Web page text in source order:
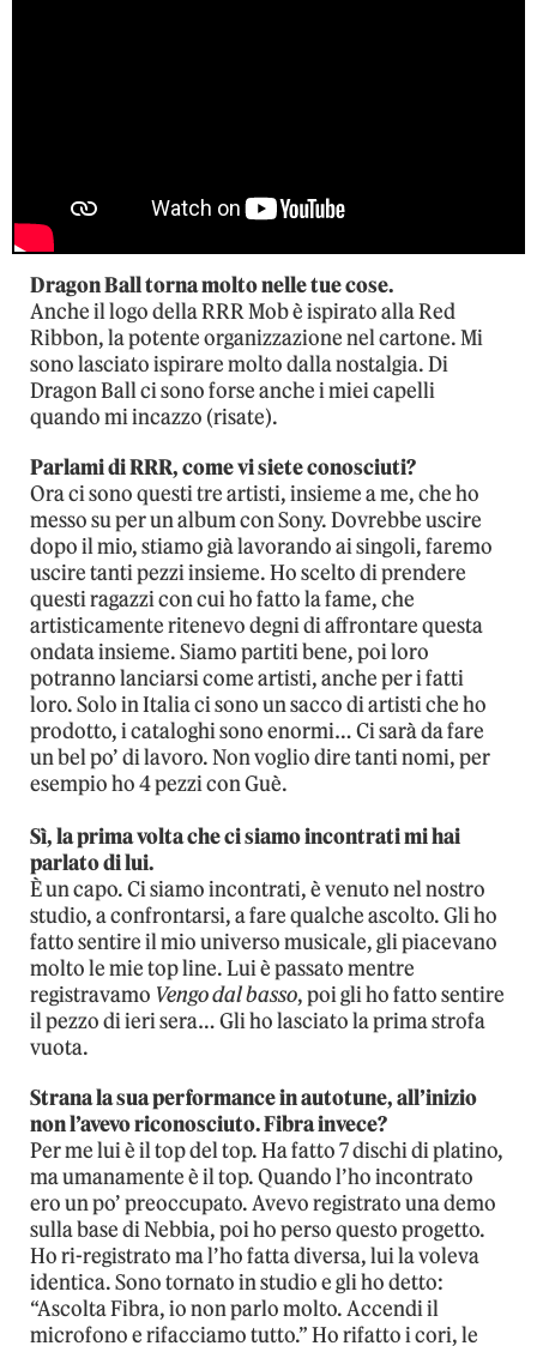
Dragon Ball torna molto nelle tue cose.
Anche il logo della RRR Mob è ispirato alla Red
Ribbon, la potente organizzazione nel cartone. Mi
sono lasciato ispirare molto dalla nostalgia. Di
Dragon Ball ci sono forse anche i miei capelli
quando mi incazzo (risate).
Parlami di RRR, come vi siete conosciuti?
Ora ci sono questi tre artisti, insieme a me, che ho
messo su per un album con Sony. Dovrebbe uscire
dopo il mio, stiamo già lavorando ai singoli, faremo
uscire tanti pezzi insieme. Ho scelto di prendere
questi ragazzi con cui ho fatto la fame, che
artisticamente ritenevo degni di affrontare questa
ondata insieme. Siamo partiti bene, poi loro
potranno lanciarsi come artisti, anche per i fatti
loro. Solo in Italia ci sono un sacco di artisti che ho
prodotto, i cataloghi sono enormi… Ci sarà da fare
un bel po’ di lavoro. Non voglio dire tanti nomi, per
esempio ho 4 pezzi con Guè.
Sì, la prima volta che ci siamo incontrati mi hai
parlato di lui.
È un capo. Ci siamo incontrati, è venuto nel nostro
studio, a confrontarsi, a fare qualche ascolto. Gli ho
fatto sentire il mio universo musicale, gli piacevano
molto le mie top line. Lui è passato mentre
registravamo Vengo dal basso, poi gli ho fatto sentire
il pezzo di ieri sera… Gli ho lasciato la prima strofa
vuota.
Strana la sua performance in autotune, all’inizio
non l’avevo riconosciuto. Fibra invece?
Per me lui è il top del top. Ha fatto 7 dischi di platino,
ma umanamente è il top. Quando l’ho incontrato
ero un po’ preoccupato. Avevo registrato una demo
sulla base di Nebbia, poi ho perso questo progetto.
Ho ri-registrato ma l’ho fatta diversa, lui la voleva
identica. Sono tornato in studio e gli ho detto:
“Ascolta Fibra, io non parlo molto. Accendi il
microfono e rifacciamo tutto.” Ho rifatto i cori, le